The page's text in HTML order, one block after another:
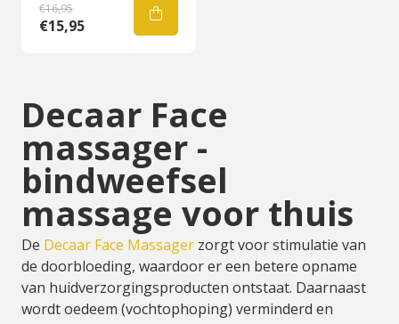
€16,95
€15,95
Decaar Face
massager -
bindweefsel
massage voor thuis
De Decaar Face Massager zorgt voor stimulatie van
de doorbloeding, waardoor er een betere opname
van huidverzorgingsproducten ontstaat. Daarnaast
wordt oedeem (vochtophoping) verminderd en